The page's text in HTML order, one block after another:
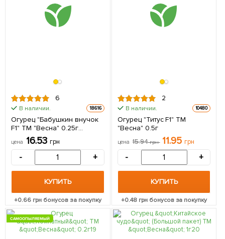
6
В наличии. 18616
Огурец "Бабушкин внучок
F1" ТМ "Весна" 0.25г
(самоопыляемый)
цена 16.53 грн
- +
КУПИТЬ
+0.66 грн бонусов за покупку
2
В наличии. 10480
Огурец "Титус F1" ТМ
"Весна" 0.5г
цена 15.94грн 11.95 грн
- +
КУПИТЬ
+0.48грн бонусов за покупку
САМООПЫЛЯЕМЫЙ